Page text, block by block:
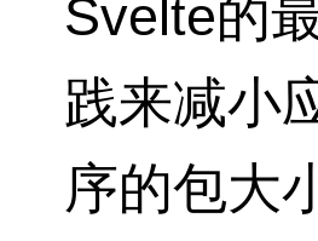
Svelte的
践来减小
序的包大